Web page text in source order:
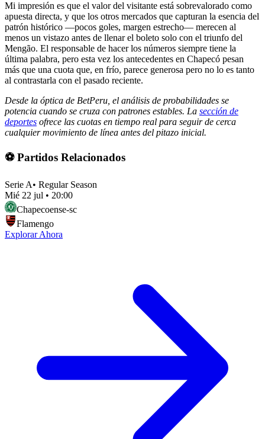
Mi impresión es que el valor del visitante está sobrevalorado como
apuesta directa, y que los otros mercados que capturan la esencia del
patrón histórico —pocos goles, margen estrecho— merecen al
menos un vistazo antes de llenar el boleto solo con el triunfo del
Mengão. El responsable de hacer los números siempre tiene la
última palabra, pero esta vez los antecedentes en Chapecó pesan
más que una cuota que, en frío, parece generosa pero no lo es tanto
al contrastarla con el pasado reciente.
Desde la óptica de BetPeru, el análisis de probabilidades se
potencia cuando se cruza con patrones estables. La sección de
deportes ofrece las cuotas en tiempo real para seguir de cerca
cualquier movimiento de línea antes del pitazo inicial.
⚽ Partidos Relacionados
Serie A• Regular Season
Mié 22 jul • 20:00
Chapecoense-sc
Flamengo
Explorar Ahora